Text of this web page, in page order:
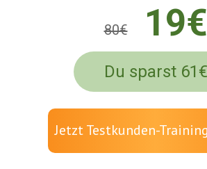
80€ 19€
Du sparst 61€
Jetzt Testkunden-